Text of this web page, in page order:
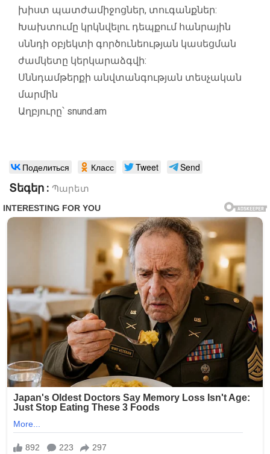
խիստ պատժամիջոցներ, տուգանքներ:
Խախտումը կրկնվելու դեպքում հանրային
սննդի օբյեկտի գործունեության կասեցման
ժամկետը կերկարաձգվի:
Սննդամթերքի անվտանգության տեսչական
մարմին
Աղբյուրը՝ snund.am
Поделиться Класс Tweet Send
Տեգեր : Պարետ